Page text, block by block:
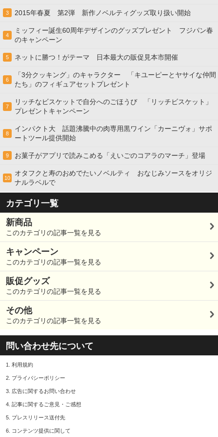
3 2015年春夏 第2弾 新作ノベルティグッズ取り扱い開始
4
ミッフィー誕生60周年デザインのグッズプレゼント フジパン春
のキャンペーン
5 ネットに勝つ！がテーマ 日本最大の販促見本市開催
6
「3分クッキング」のキャラクター 「キユーピーとヤサイな仲間
たち」のフィギュアセットプレゼント
7
リッチなビスケットで自分へのごほうび 「リッチビスケット」
プレゼントキャンペーン
8
インパクト大 話題沸騰中の肉専用黒ワイン「カーニヴォ」サポ
ートツール提供開始
9 お菓子がアプリで読みこめる「えいごのコアラのマーチ」登場
10
オタフクと寿のおめでたいノベルティ おなじみソースをオリジ
ナルラベルで
カテゴリ一覧
新商品
このカテゴリの記事一覧を見る
キャンペーン
このカテゴリの記事一覧を見る
販促グッズ
このカテゴリの記事一覧を見る
その他
このカテゴリの記事一覧を見る
問い合わせ先について
1. 利用規約
2. プライバシーポリシー
3. 広告に関するお問い合わせ
4. 記事に関するご意見・ご感想
5. プレスリリース送付先
6. コンテンツ提供に関して